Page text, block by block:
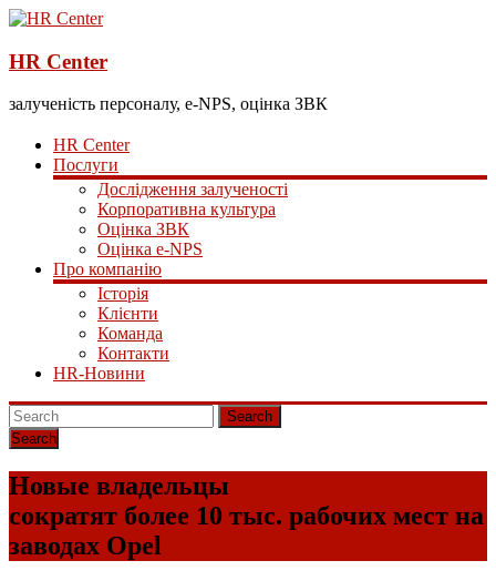
HR Center
залученість персоналу, e-NPS, оцінка ЗВК
HR Center
Послуги
Дослідження залученості
Корпоративна культура
Оцінка ЗВК
Оцінка e-NPS
Про компанію
Історія
Клієнти
Команда
Контакти
HR-Новини
Search
Новые владельцы
сократят более 10 тыс. рабочих мест на
заводах Opel